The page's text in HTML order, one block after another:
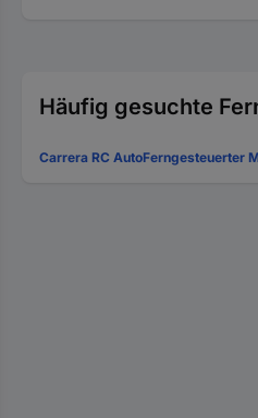
Häufig gesuchte
Carrera RC AutoFerngesteuerter